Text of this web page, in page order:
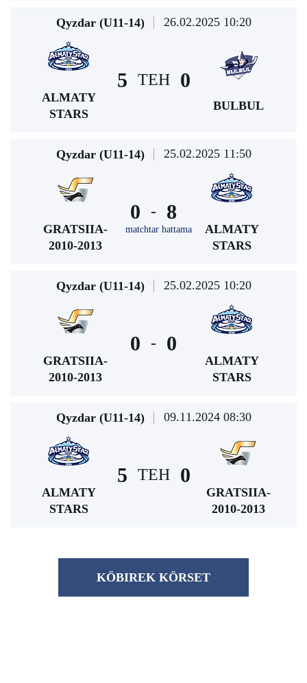
Qyzdar (U11-14) 26.02.2025 10:20
ALMATY
STARS
5 TEH 0
BULBUL
Qyzdar (U11-14) 25.02.2025 11:50
GRATSIIA-
2010-2013
0 -
matchtar hattama
8
ALMATY
STARS
Qyzdar (U11-14) 25.02.2025 10:20
GRATSIIA-
2010-2013
0 - 0
ALMATY
STARS
Qyzdar (U11-14) 09.11.2024 08:30
ALMATY
STARS
5 TEH 0
GRATSIIA-
2010-2013
KÖBІREK KÖRSET